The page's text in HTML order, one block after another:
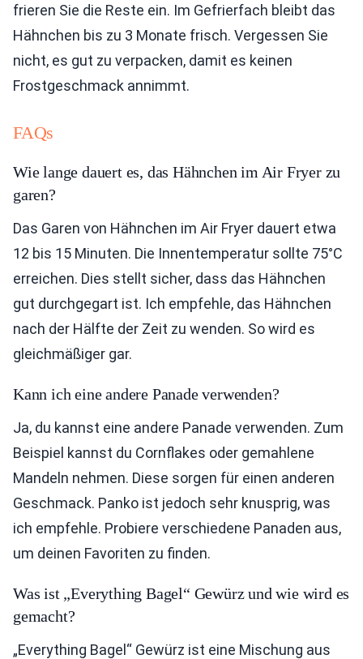
frieren Sie die Reste ein. Im Gefrierfach bleibt das
Hähnchen bis zu 3 Monate frisch. Vergessen Sie
nicht, es gut zu verpacken, damit es keinen
Frostgeschmack annimmt.
FAQs
Wie lange dauert es, das Hähnchen im Air Fryer zu
garen?
Das Garen von Hähnchen im Air Fryer dauert etwa
12 bis 15 Minuten. Die Innentemperatur sollte 75°C
erreichen. Dies stellt sicher, dass das Hähnchen
gut durchgegart ist. Ich empfehle, das Hähnchen
nach der Hälfte der Zeit zu wenden. So wird es
gleichmäßiger gar.
Kann ich eine andere Panade verwenden?
Ja, du kannst eine andere Panade verwenden. Zum
Beispiel kannst du Cornflakes oder gemahlene
Mandeln nehmen. Diese sorgen für einen anderen
Geschmack. Panko ist jedoch sehr knusprig, was
ich empfehle. Probiere verschiedene Panaden aus,
um deinen Favoriten zu finden.
Was ist „Everything Bagel“ Gewürz und wie wird es
gemacht?
„Everything Bagel“ Gewürz ist eine Mischung aus